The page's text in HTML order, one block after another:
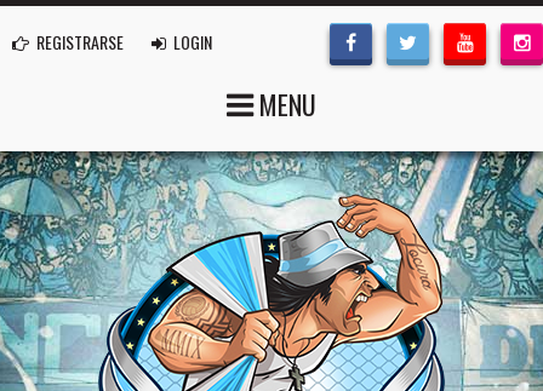
REGISTRARSE LOGIN
MENU